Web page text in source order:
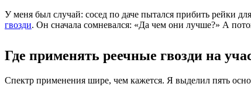
У меня был случай: сосед по даче пытался прибить рейки
гвозди. Он сначала сомневался: «Да чем они лучше?» А
Где применять реечные гвозди на
Спектр применения шире, чем кажется. Я выделил пять